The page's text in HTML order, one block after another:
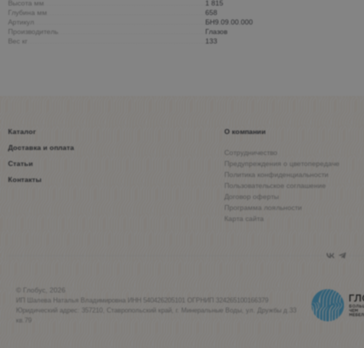
Высота мм
1 815
Глубина мм
658
Артикул
БН9.09.00.000
Производитель
Глазов
Вес кг
133
Каталог
Доставка и оплата
Статьи
Контакты
О компании
Сотрудничество
Предупреждения о цветопередаче
Политика конфиденциальности
Пользовательское соглашение
Договор оферты
Программа лояльности
Карта сайта
© Глобус, 2026
ИП Шалева Наталья Владимировна ИНН 540426205101 ОГРНИП 324265100166379
Юридический адрес: 357210, Ставропольский край, г. Минеральные Воды, ул. Дружбы д.33
кв.79